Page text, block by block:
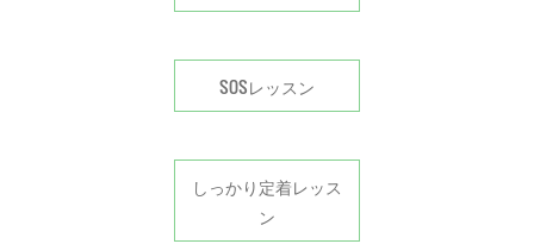
SOSレッスン
しっかり定着レッス
ン